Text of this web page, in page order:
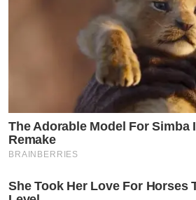
The Adorable Model For Simba
Remake
BRAINBERRIES
She Took Her Love For Horses